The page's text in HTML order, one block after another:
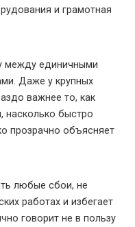
и грамотная
между единичными
Даже у крупных
важнее то, как
насколько быстро
прозрачно объясняет
любые сбои, не
работах и избегает
говорит не в пользу